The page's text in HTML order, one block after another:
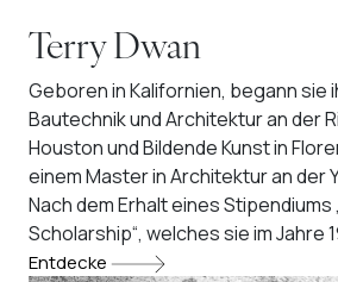
Terry Dwan
Geboren in Kalifornien, begann sie
Bautechnik und Architektur an der
Houston und Bildende Kunst in
einem Master in Architektur an der
Nach dem Erhalt eines Stipendiums
Scholarship“, welches sie im Jahre
Entdecke